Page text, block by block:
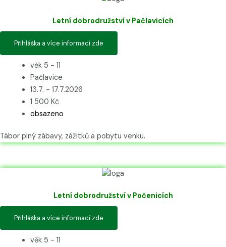
Letní dobrodružství v Pačlavicích
Přihláška a více informací zde
věk 5 - 11
Pačlavice
13.7. - 17.7.2026
1 500 Kč
obsazeno
Tábor plný zábavy, zážitků a pobytu venku.
Letní dobrodružství v Počenicích
Přihláška a více informací zde
věk 5 - 11